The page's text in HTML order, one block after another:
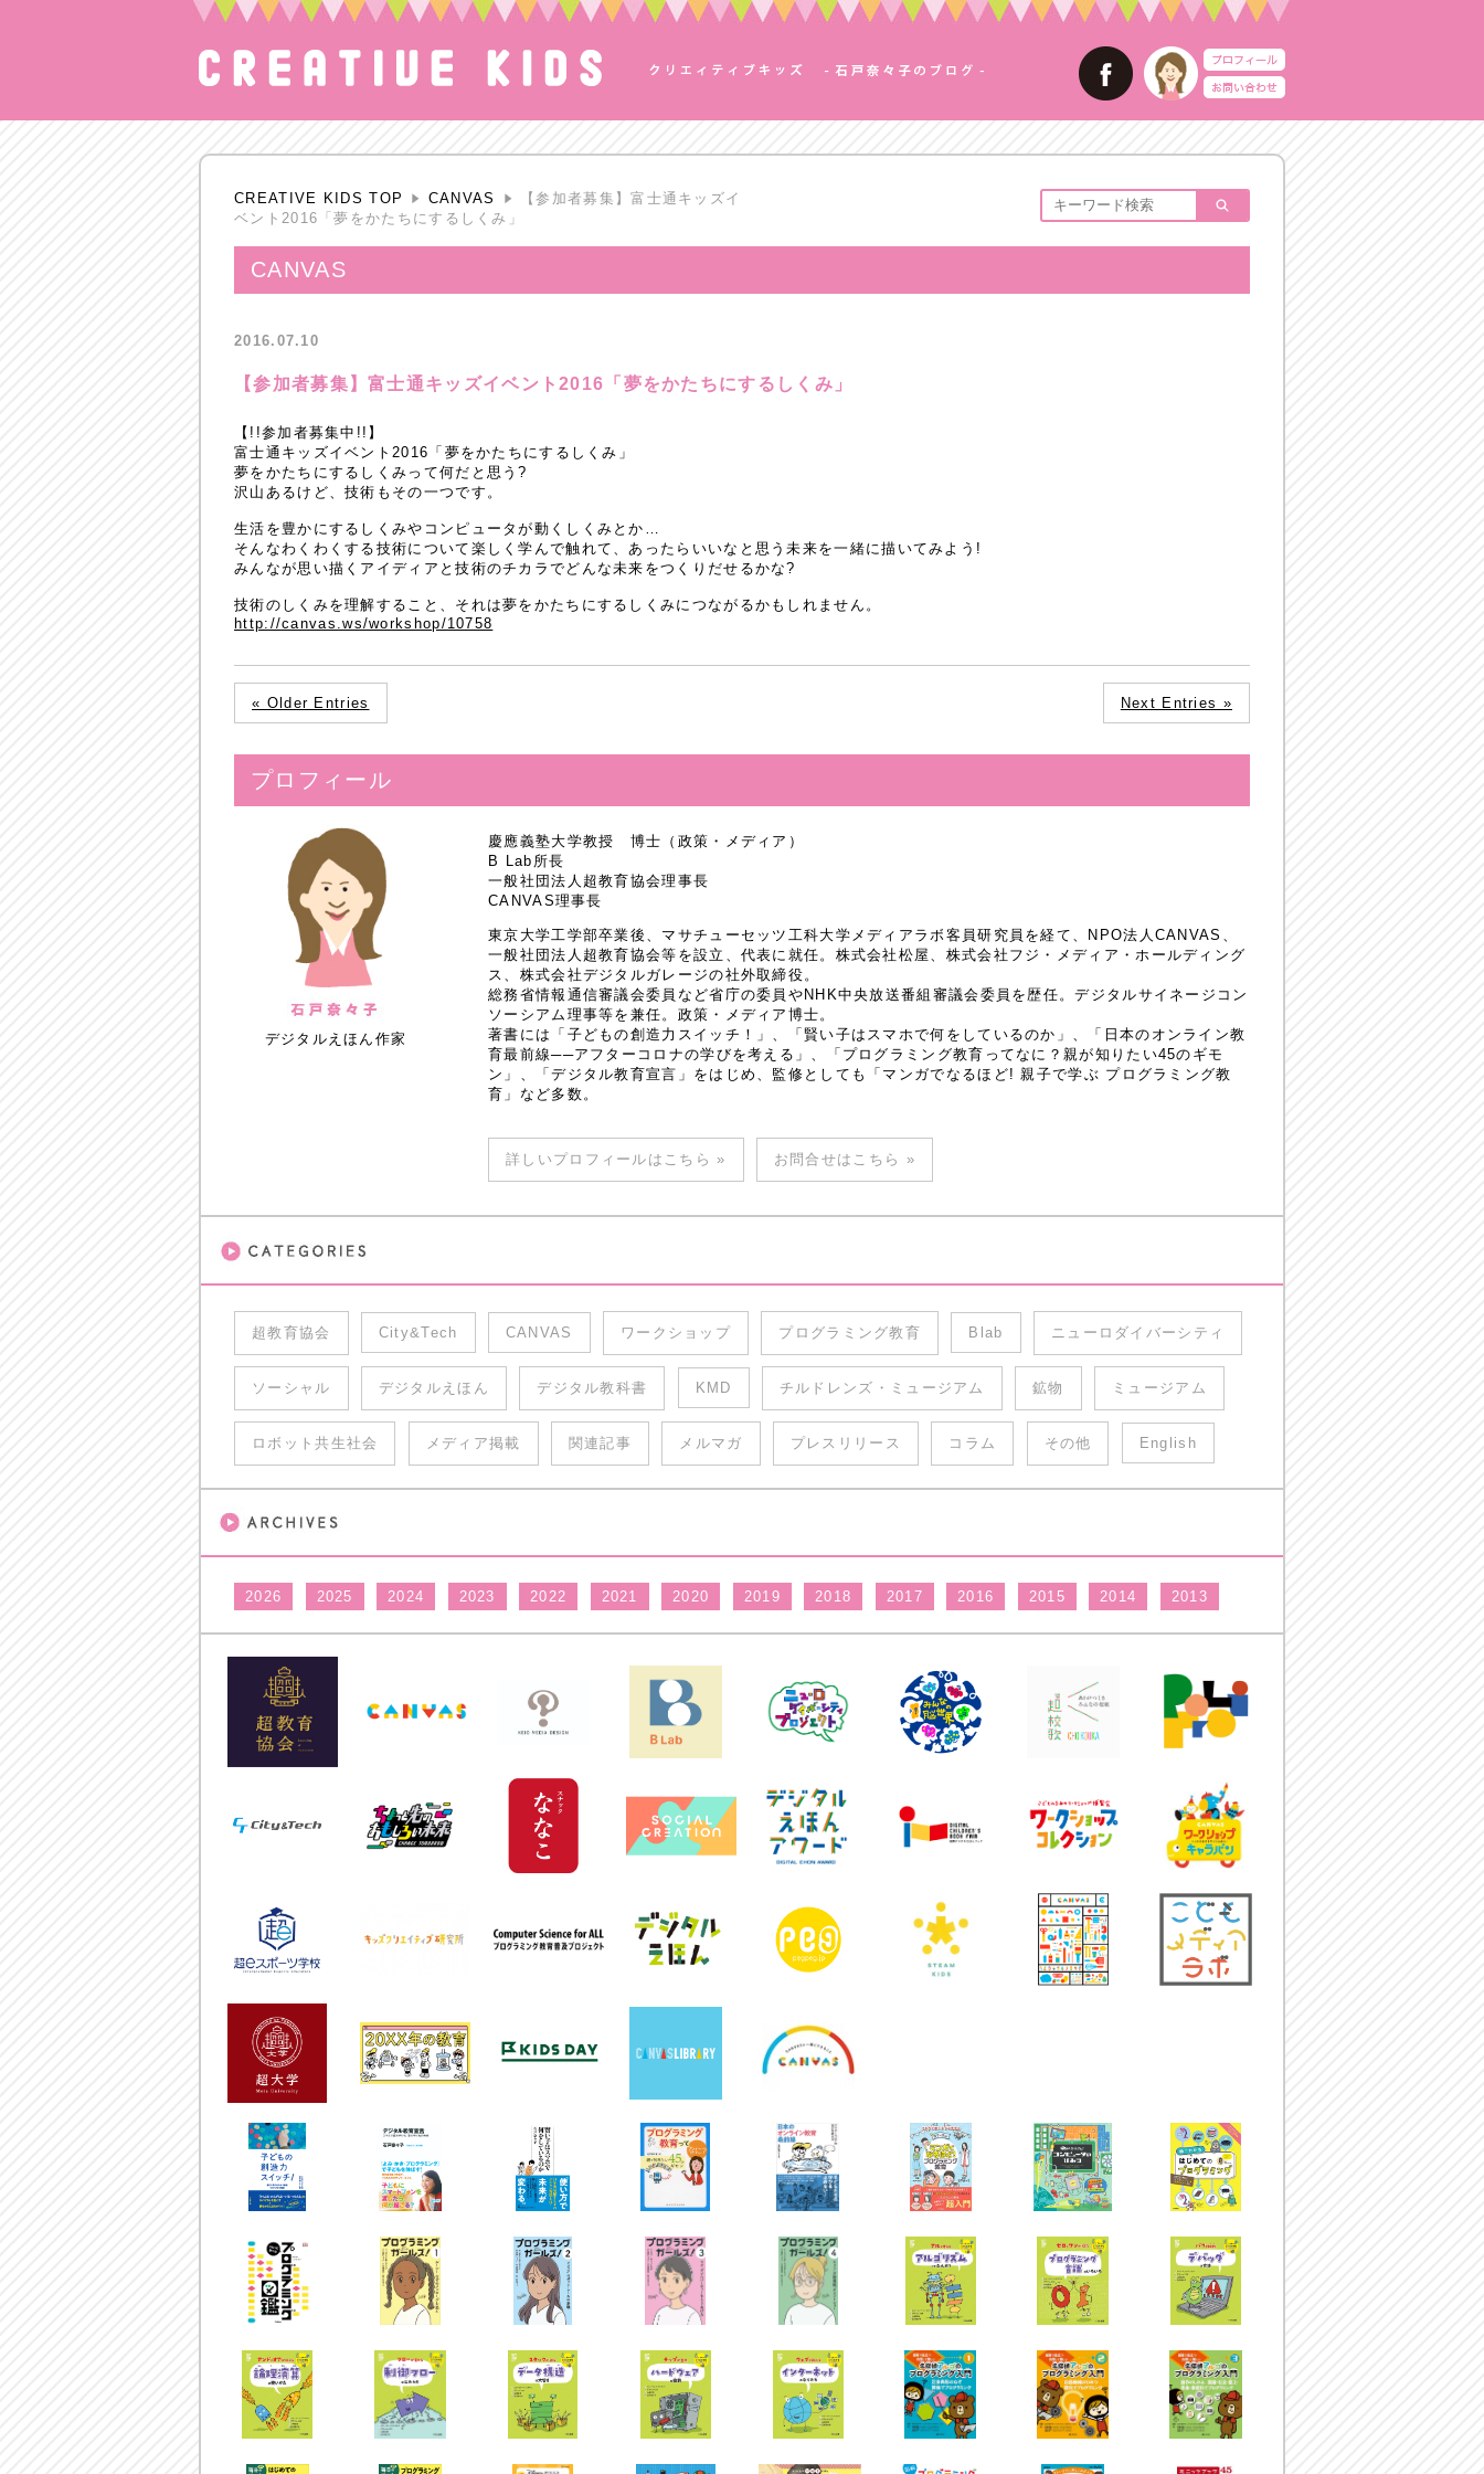
CREATIVE KIDS TOP CANVAS
【参加者募集】富士通キッズイ
ベント2016「夢をかたちにするしくみ」
CANVAS
2016.07.10
【参加者募集】富士通キッズイベント2016「夢をかたちにするしくみ」
【!!参加者募集中!!】
富士通キッズイベント2016「夢をかたちにするしくみ」
夢をかたちにするしくみって何だと思う?
沢山あるけど、技術もその一つです。
生活を豊かにするしくみやコンピュータが動くしくみとか…
そんなわくわくする技術について楽しく学んで触れて、あったらいいなと思う未来を一緒に描いてみよう!
みんなが思い描くアイディアと技術のチカラでどんな未来をつくりだせるかな?
技術のしくみを理解すること、それは夢をかたちにするしくみにつながるかもしれません。
http://canvas.ws/workshop/10758
« Older Entries Next Entries »
プロフィール
デジタルえほん作家
慶應義塾大学教授 博士（政策・メディア）
B Lab所長
一般社団法人超教育協会理事長
CANVAS理事長
東京大学工学部卒業後、マサチューセッツ工科大学メディアラボ客員研究員を経て、NPO法人CANVAS、
一般社団法人超教育協会等を設立、代表に就任。株式会社松屋、株式会社フジ・メディア・ホールディング
ス、株式会社デジタルガレージの社外取締役。
総務省情報通信審議会委員など省庁の委員やNHK中央放送番組審議会委員を歴任。デジタルサイネージコン
ソーシアム理事等を兼任。政策・メディア博士。
著書には「子どもの創造力スイッチ！」、「賢い子はスマホで何をしているのか」、「日本のオンライン教
育最前線──アフターコロナの学びを考える」、「プログラミング教育ってなに？親が知りたい45のギモ
ン」、「デジタル教育宣言」をはじめ、監修としても「マンガでなるほど! 親子で学ぶ プログラミング教
育」など多数。
詳しいプロフィールはこちら » お問合せはこちら »
超教育協会 City&Tech CANVAS ワークショップ プログラミング教育 Blab ニューロダイバーシティ
ソーシャル デジタルえほん デジタル教科書 KMD チルドレンズ・ミュージアム 鉱物 ミュージアム
ロボット共生社会 メディア掲載 関連記事 メルマガ プレスリリース コラム その他 English
2026 2025 2024 2023 2022 2021 2020 2019 2018 2017 2016 2015 2014 2013